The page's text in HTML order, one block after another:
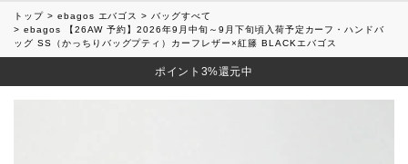
トップ ebagos エバゴス
バッグすべて
ebagos 【26AW 予約】2026年9月中旬～9月下旬頃入荷予定カーフ・ハンドバ
ッグ SS（かっちりバッグプティ）カーフレザー×紅籐 BLACKエバゴス
ポイント3%還元中